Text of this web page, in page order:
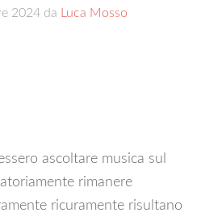
2024 da Luca Mosso
ascoltare musica sul
rimanere
ricuramente risultano